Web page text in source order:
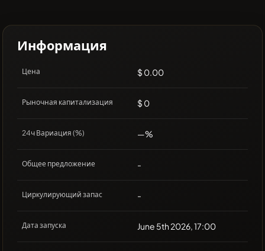
Информация
Цена $ 0.00
Рыночная капитализация $ 0
24ч Вариация (%) —%
Общее предложение -
Циркулирующий запас -
Дата запуска June 5th 2026, 17:00